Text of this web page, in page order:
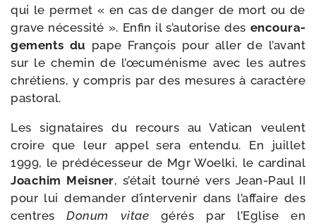
qui le per­met « en cas de dan­ger de mort ou de
grave néces­si­té ». Enfin il s’au­to­rise des encou­ra­
ge­ments du pape François pour aller de l’a­vant
sur le che­min de l’œ­cu­mé­nisme avec les autres
chré­tiens, y com­pris par des mesures à carac­tère
pastoral.
Les signa­taires du recours au Vatican veulent
croire que leur appel sera enten­du. En juillet
1999, le pré­dé­ces­seur de Mgr Woelki, le car­di­nal
Joachim Meisner, s’était tour­né vers Jean-​Paul II
pour lui deman­der d’intervenir dans l’affaire des
centresDonum vitae gérés par l’Eglise en